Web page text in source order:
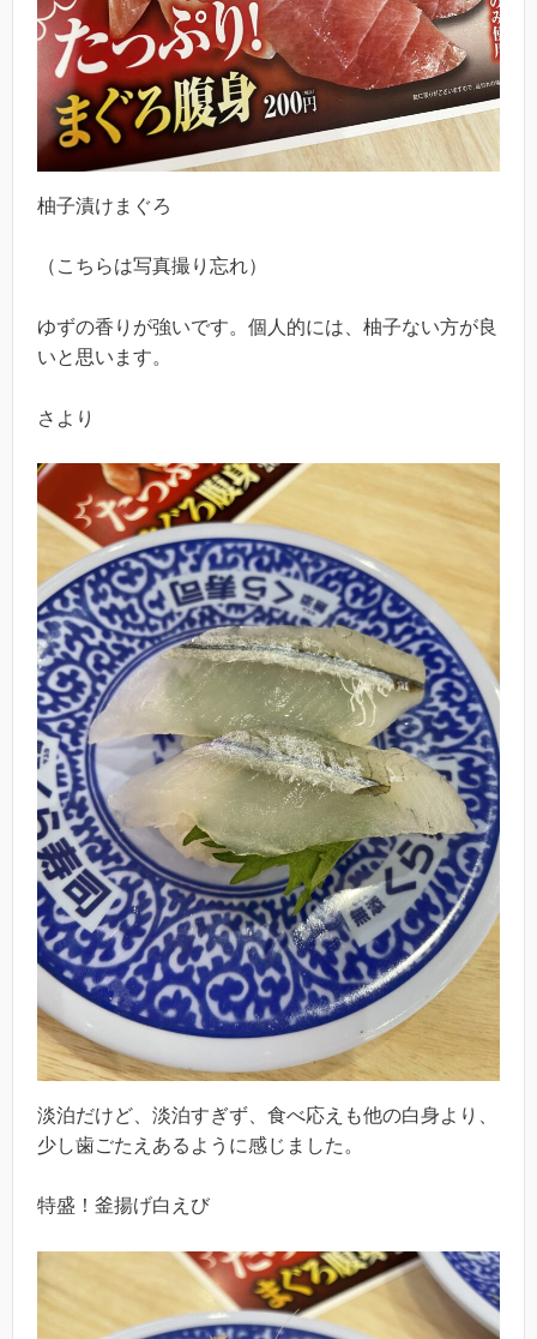
柚子漬けまぐろ
（こちらは写真撮り忘れ）
ゆずの香りが強いです。個人的には、柚子ない方が良
いと思います。
さより
淡泊だけど、淡泊すぎず、食べ応えも他の白身より、
少し歯ごたえあるように感じました。
特盛！釜揚げ白えび